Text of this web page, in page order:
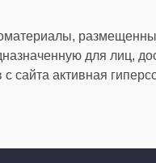
для лиц,
сайта активная